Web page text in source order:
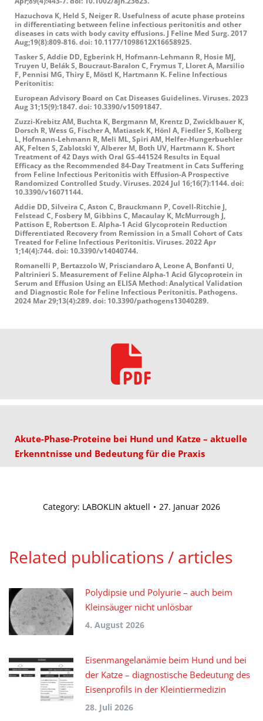
Hazuchova K, Held S, Neiger R. Usefulness of acute phase proteins
in differentiating between feline infectious peritonitis and other
diseases in cats with body cavity effusions. J Feline Med Surg. 2017
Aug;19(8):809-816. doi: 10.1177/1098612X16658925.
Tasker S, Addie DD, Egberink H, Hofmann-Lehmann R, Hosie MJ,
Truyen U, Belák S, Boucraut-Baralon C, Frymus T, Lloret A, Marsilio
F, Pennisi MG, Thiry E, Möstl K, Hartmann K. Feline Infectious
Peritonitis:
European Advisory Board on Cat Diseases Guidelines. Viruses. 2023
Aug 31;15(9):1847. doi: 10.3390/v15091847.
Zuzzi-Krebitz AM, Buchta K, Bergmann M, Krentz D, Zwicklbauer K,
Dorsch R, Wess G, Fischer A, Matiasek K, Hönl A, Fiedler S, Kolberg
L, Hofmann-Lehmann R, Meli ML, Spiri AM, Helfer-Hungerbuehler
AK, Felten S, Zablotski Y, Alberer M, Both UV, Hartmann K. Short
Treatment of 42 Days with Oral GS-441524 Results in Equal
Efficacy as the Recommended 84-Day Treatment in Cats Suffering
from Feline Infectious Peritonitis with Effusion-A Prospective
Randomized Controlled Study. Viruses. 2024 Jul 16;16(7):1144. doi:
10.3390/v16071144.
Addie DD, Silveira C, Aston C, Brauckmann P, Covell-Ritchie J,
Felstead C, Fosbery M, Gibbins C, Macaulay K, McMurrough J,
Pattison E, Robertson E. Alpha-1 Acid Glycoprotein Reduction
Differentiated Recovery from Remission in a Small Cohort of Cats
Treated for Feline Infectious Peritonitis. Viruses. 2022 Apr
1;14(4):744. doi: 10.3390/v14040744.
Romanelli P, Bertazzolo W, Prisciandaro A, Leone A, Bonfanti U,
Paltrinieri S. Measurement of Feline Alpha-1 Acid Glycoprotein in
Serum and Effusion Using an ELISA Method: Analytical Validation
and Diagnostic Role for Feline Infectious Peritonitis. Pathogens.
2024 Mar 29;13(4):289. doi: 10.3390/pathogens13040289.
Akute-Phase-Proteine bei Hund und Katze – aktuelle
Erkenntnisse und Bedeutung für die Praxis
Category: LABOKLIN aktuell 27. Januar 2026
Related publications / articles
Polydipsie und Polyurie – auch beim
Kleinsäuger nicht unlösbar
4. August 2026
Eisenmangelanämie beim Hund und bei
der Katze – diagnostische Bedeutung des
Eisenprofils in der Kleintiermedizin
28. Juli 2026